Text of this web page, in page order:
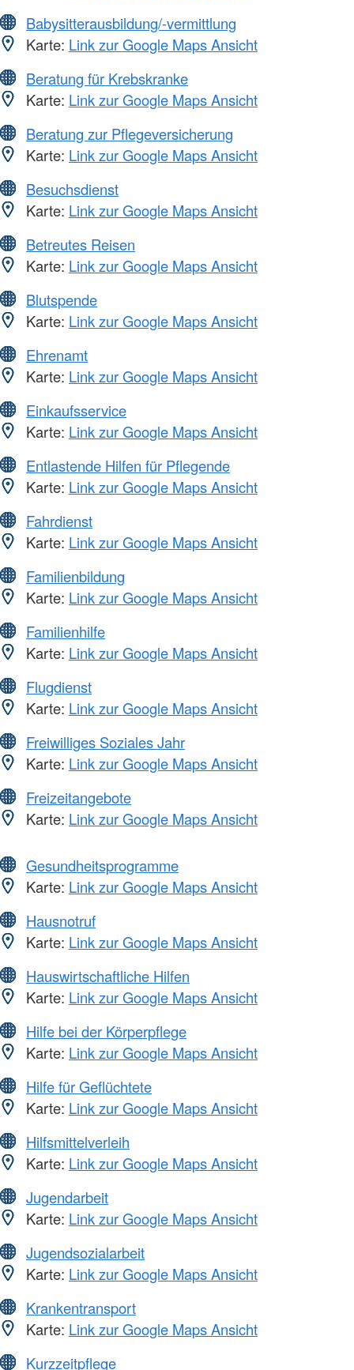
Babysitterausbildung/-vermittlung
Karte: Link zur Google Maps Ansicht
Beratung für Krebskranke
Karte: Link zur Google Maps Ansicht
Beratung zur Pflegeversicherung
Karte: Link zur Google Maps Ansicht
Besuchsdienst
Karte: Link zur Google Maps Ansicht
Betreutes Reisen
Karte: Link zur Google Maps Ansicht
Blutspende
Karte: Link zur Google Maps Ansicht
Ehrenamt
Karte: Link zur Google Maps Ansicht
Einkaufsservice
Karte: Link zur Google Maps Ansicht
Entlastende Hilfen für Pflegende
Karte: Link zur Google Maps Ansicht
Fahrdienst
Karte: Link zur Google Maps Ansicht
Familienbildung
Karte: Link zur Google Maps Ansicht
Familienhilfe
Karte: Link zur Google Maps Ansicht
Flugdienst
Karte: Link zur Google Maps Ansicht
Freiwilliges Soziales Jahr
Karte: Link zur Google Maps Ansicht
Freizeitangebote
Karte: Link zur Google Maps Ansicht
Gesundheitsprogramme
Karte: Link zur Google Maps Ansicht
Hausnotruf
Karte: Link zur Google Maps Ansicht
Hauswirtschaftliche Hilfen
Karte: Link zur Google Maps Ansicht
Hilfe bei der Körperpflege
Karte: Link zur Google Maps Ansicht
Hilfe für Geflüchtete
Karte: Link zur Google Maps Ansicht
Hilfsmittelverleih
Karte: Link zur Google Maps Ansicht
Jugendarbeit
Karte: Link zur Google Maps Ansicht
Jugendsozialarbeit
Karte: Link zur Google Maps Ansicht
Krankentransport
Karte: Link zur Google Maps Ansicht
Kurzzeitpflege